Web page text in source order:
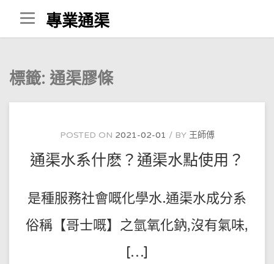
Skip
to
content
專業通渠
標籤: 通渠膠條
POSTED ON 2021-02-01 BY 王師傅
通渠水系什麽？通渠水點使用？
是種服務社會嘅化學水.通渠水成分系
俗稱【哥士嘅】之氫氧化鈉,沒有氣味,
[…]